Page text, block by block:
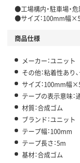
●工場構内・駐車場・
●サイズ：100mm幅
商品仕様
メーカー：ユニット
その他：粘着性あり
サイズ：100mm幅
テープの表示意味：
材質：合成ゴム
ブランド：ユニット
テープ幅：100mm
テープ長さ：5m
基材：合成ゴム